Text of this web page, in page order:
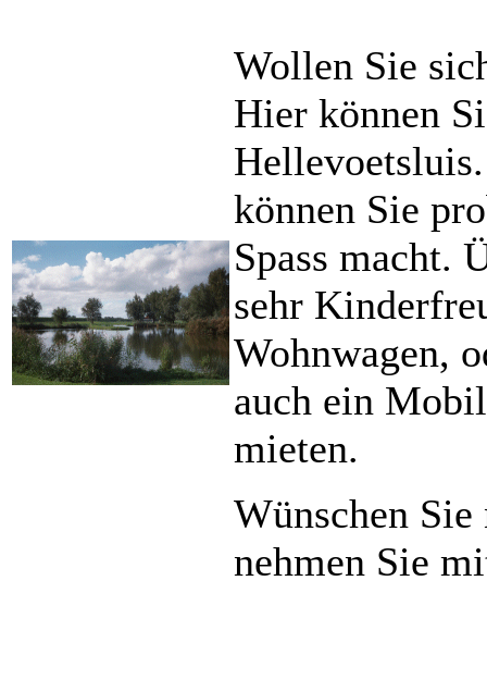
Wollen Sie
Hier können
können Sie
Spass macht.
sehr
Wohnwagen,
auch ein
mieten.
Wünschen
nehmen Sie